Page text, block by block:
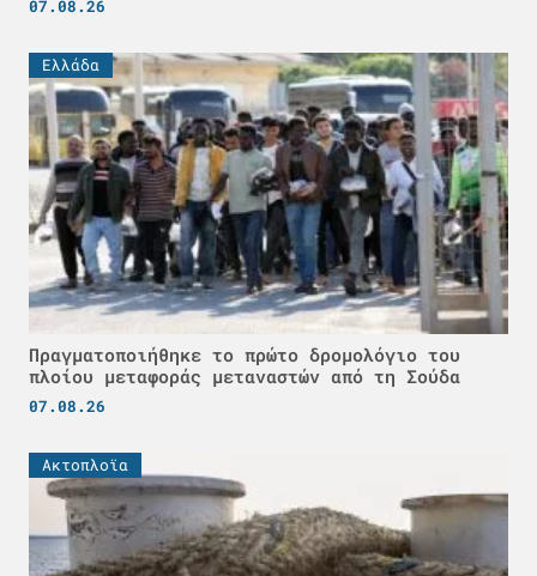
07.08.26
Ελλάδα
Πραγματοποιήθηκε το πρώτο δρομολόγιο του
πλοίου μεταφοράς μεταναστών από τη Σούδα
07.08.26
Ακτοπλοϊα